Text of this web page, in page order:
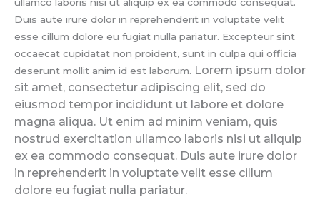
Duis aute irure dolor in reprehenderit in voluptate velit
esse cillum dolore eu fugiat nulla pariatur. Excepteur sint
occaecat cupidatat non proident, sunt in culpa qui officia
deserunt mollit anim id est laborum. Lorem ipsum dolor
sit amet, consectetur adipiscing elit, sed do
eiusmod tempor incididunt ut labore et dolore
magna aliqua. Ut enim ad minim veniam, quis
nostrud exercitation ullamco laboris nisi ut aliquip
ex ea commodo consequat. Duis aute irure dolor
in reprehenderit in voluptate velit esse cillum
dolore eu fugiat nulla pariatur.